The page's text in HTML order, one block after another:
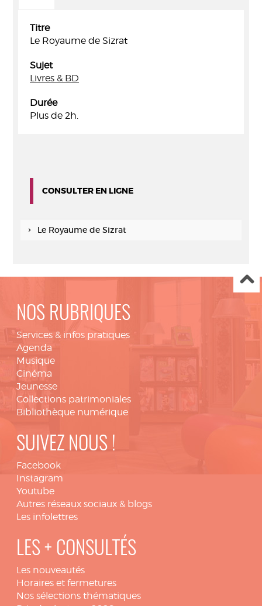
Titre
Le Royaume de Sizrat
Sujet
Livres & BD
Durée
Plus de 2h.
CONSULTER EN LIGNE
Le Royaume de Sizrat
NOS RUBRIQUES
Services & infos pratiques
Agenda
Musique
Cinéma
Jeunesse
Collections patrimoniales
Bibliothèque numérique
SUIVEZ NOUS !
Facebook
Instagram
Youtube
Autres réseaux sociaux & blogs
Les infolettres
LES + CONSULTÉS
Les nouveautés
Horaires et fermetures
Nos sélections thématiques